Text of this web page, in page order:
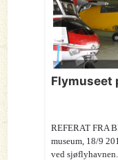
Flymuseet
REFERAT FRA
museum, 18/9
ved